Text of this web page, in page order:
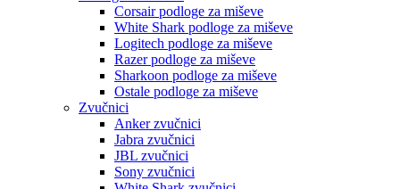
Corsair podloge za miševe
White Shark podloge za miševe
Logitech podloge za miševe
Razer podloge za miševe
Sharkoon podloge za miševe
Ostale podloge za miševe
Zvučnici
Anker zvučnici
Jabra zvučnici
JBL zvučnici
Sony zvučnici